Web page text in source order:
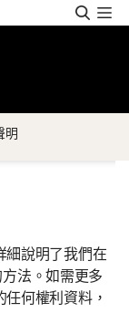
搜
尋
明
細說明了我們在
法。如需更多
何權利資料，